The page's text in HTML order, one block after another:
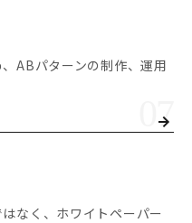
ABパターンの制作、運用
なく、ホワイトペーパー